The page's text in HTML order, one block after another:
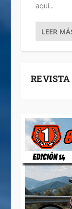
aquí...
LEER